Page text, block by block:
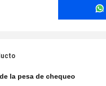
la pesa de chequeo